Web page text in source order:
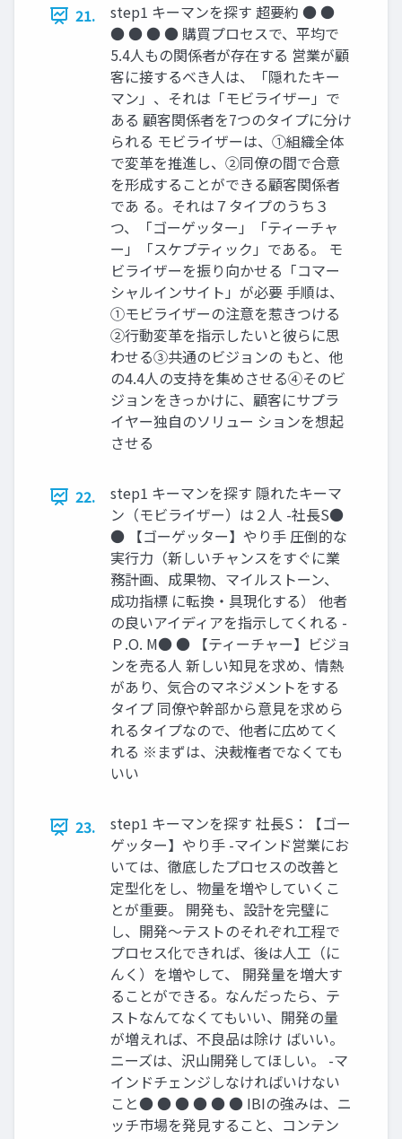
21.
step1 キーマンを探す 超要約 ● ●
● ● ● ● 購買プロセスで、平均で
5.4⼈もの関係者が存在する 営業が顧
客に接するべき⼈は、「隠れたキー
マン」、それは「モビライザー」で
ある 顧客関係者を7つのタイプに分け
られる モビライザーは、①組織全体
で変⾰を推進し、②同僚の間で合意
を形成することができる顧客関係者
であ る。それは７タイプのうち３
つ、「ゴーゲッター」「ティーチャ
ー」「スケプティック」である。 モ
ビライザーを振り向かせる「コマー
シャルインサイト」が必要 ⼿順は、
①モビライザーの注意を惹きつける
②⾏動変⾰を指⽰したいと彼らに思
わせる③共通のビジョンの もと、他
の4.4⼈の⽀持を集めさせる④そのビ
ジョンをきっかけに、顧客にサプラ
イヤー独⾃のソリュー ションを想起
させる
22.
step1 キーマンを探す 隠れたキーマ
ン（モビライザー）は２⼈ -社⻑S●
● 【ゴーゲッター】やり⼿ 圧倒的な
実⾏⼒（新しいチャンスをすぐに業
務計画、成果物、マイルストーン、
成功指標 に転換・具現化する） 他者
の良いアイディアを指⽰してくれる -
Ｐ.O. M● ● 【ティーチャー】ビジョ
ンを売る⼈ 新しい知⾒を求め、情熱
があり、気合のマネジメントをする
タイプ 同僚や幹部から意⾒を求めら
れるタイプなので、他者に広めてく
れる ※まずは、決裁権者でなくても
いい
23.
step1 キーマンを探す 社⻑S：【ゴー
ゲッター】やり⼿ -マインド営業にお
いては、徹底したプロセスの改善と
定型化をし、物量を増やしていくこ
とが重要。 開発も、設計を完璧に
し、開発〜テストのそれぞれ⼯程で
プロセス化できれば、後は⼈⼯（に
んく）を増やして、 開発量を増⼤す
ることができる。なんだったら、テ
ストなんてなくてもいい、開発の量
が増えれば、不良品は除け ばいい。
ニーズは、沢⼭開発してほしい。 -マ
インドチェンジしなければいけない
こと● ● ● ● ● ● IBIの強みは、ニ
ッチ市場を発⾒すること、コンテン